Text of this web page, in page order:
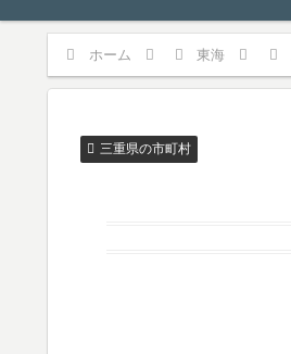
ホーム 東海
三重県の市町村